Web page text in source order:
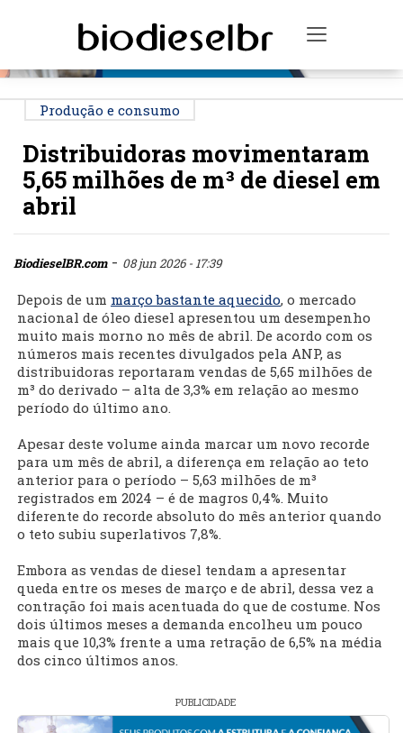
Toggle
Produção e consumo
Distribuidoras movimentaram
5,65 milhões de m³ de diesel em
abril
BiodieselBR.com- 08 jun 2026 - 17:39
Depois de um março bastante aquecido, o mercado
nacional de óleo diesel apresentou um desempenho
muito mais morno no mês de abril. De acordo com os
números mais recentes divulgados pela ANP, as
distribuidoras reportaram vendas de 5,65 milhões de
m³ do derivado – alta de 3,3% em relação ao mesmo
período do último ano.
Apesar deste volume ainda marcar um novo recorde
para um mês de abril, a diferença em relação ao teto
anterior para o período – 5,63 milhões de m³
registrados em 2024 – é de magros 0,4%. Muito
diferente do recorde absoluto do mês anterior quando
o teto subiu superlativos 7,8%.
Embora as vendas de diesel tendam a apresentar
queda entre os meses de março e de abril, dessa vez a
contração foi mais acentuada do que de costume. Nos
dois últimos meses a demanda encolheu um pouco
mais que 10,3% frente a uma retração de 6,5% na média
dos cinco últimos anos.
PUBLICIDADE